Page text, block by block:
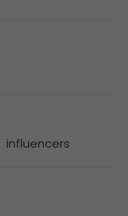
influencers